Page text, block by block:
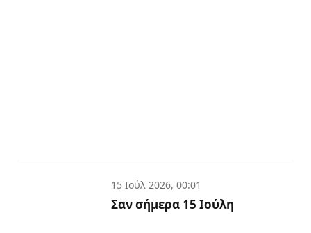
15 Ιούλ 2026, 00:01
Σαν σήμερα 15 Ιούλη